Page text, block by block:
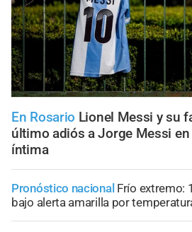
En Rosario Lionel Messi y su
último adiós a Jorge Messi
íntima
Pronóstico nacional Frío extremo:
bajo alerta amarilla por